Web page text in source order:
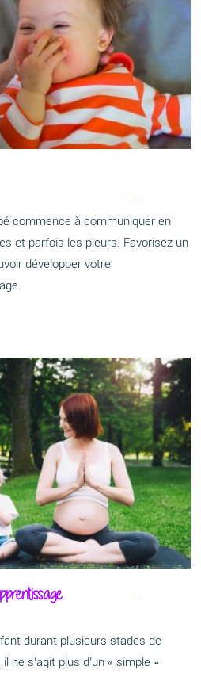
commence à communiquer en
et parfois les pleurs. Favorisez un
développer votre
durant plusieurs stades de
ne s’agit plus d’un « simple »